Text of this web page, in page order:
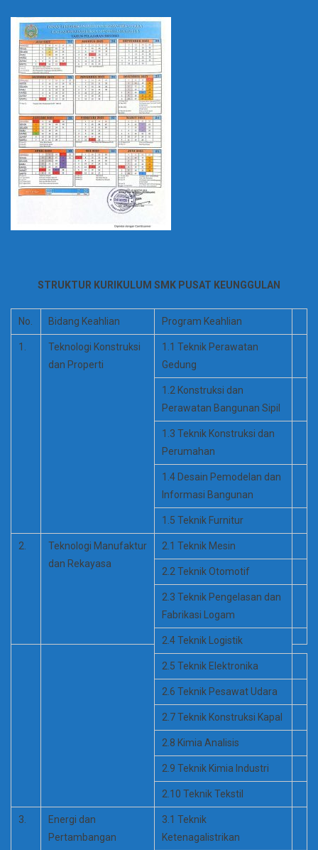
STRUKTUR KURIKULUM SMK PUSAT KEUNGGULAN
No. Bidang Keahlian Program Keahlian
1.
Teknologi Konstruksi
dan Properti
1.1 Teknik Perawatan
Gedung
1.2 Konstruksi dan
Perawatan Bangunan Sipil
1.3 Teknik Konstruksi dan
Perumahan
1.4 Desain Pemodelan dan
Informasi Bangunan
1.5 Teknik Furnitur
2.
Teknologi Manufaktur
dan Rekayasa
2.1 Teknik Mesin
2.2 Teknik Otomotif
2.3 Teknik Pengelasan dan
Fabrikasi Logam
2.4 Teknik Logistik
2.5 Teknik Elektronika
2.6 Teknik Pesawat Udara
2.7 Teknik Konstruksi Kapal
2.8 Kimia Analisis
2.9 Teknik Kimia Industri
2.10 Teknik Tekstil
3.
Energi dan
Pertambangan
3.1 Teknik
Ketenagalistrikan